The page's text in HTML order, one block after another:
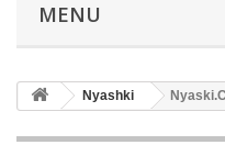
MENU
Nyashki